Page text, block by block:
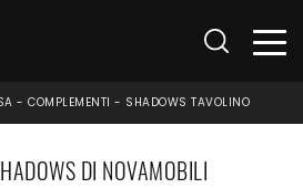
- COMPLEMENTI - SHADOWS TAVOLINO
DI NOVAMOBILI